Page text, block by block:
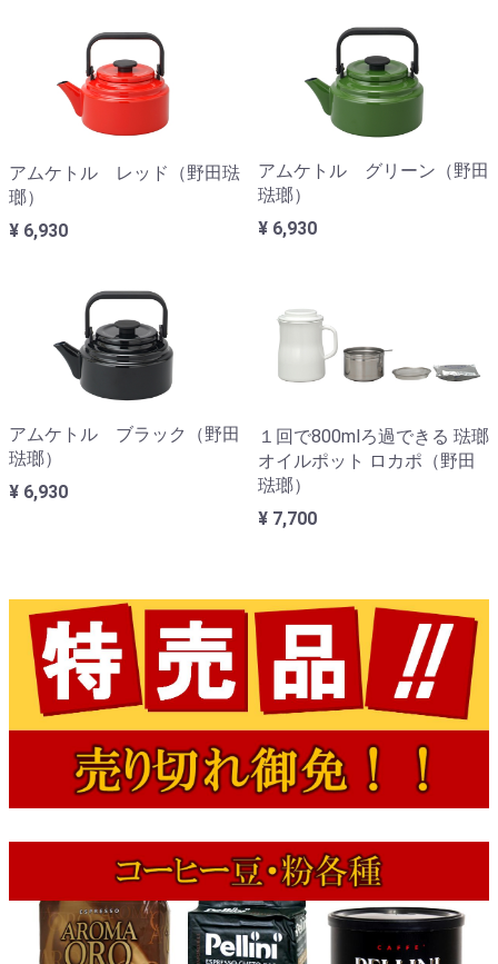
アムケトル レッド（野田琺
瑯）
¥ 6,930
アムケトル グリーン（野田
琺瑯）
¥ 6,930
アムケトル ブラック（野田
琺瑯）
¥ 6,930
１回で800mlろ過できる 琺瑯
オイルポット ロカポ（野田
琺瑯）
¥ 7,700